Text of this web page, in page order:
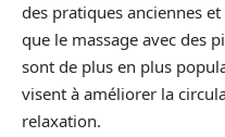
des pratiques anciennes
que le massage avec des
sont de plus en plus
visent à améliorer la
relaxation.